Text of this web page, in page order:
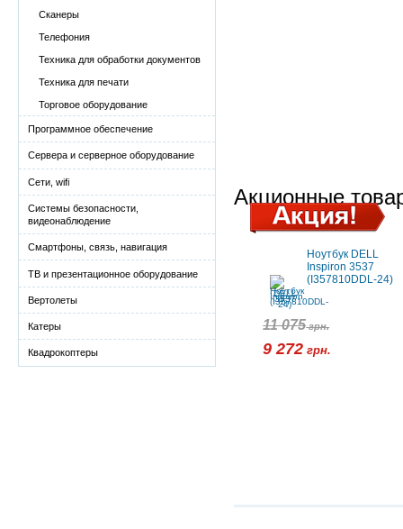
Сканеры
Телефония
Техника для обработки документов
Техника для печати
Торговое оборудование
Программное обеспечение
Сервера и серверное оборудование
Сети, wifi
Системы безопасности,
видеонаблюдение
Смартфоны, связь, навигация
ТВ и презентационное оборудование
Вертолеты
Катеры
Квадрокоптеры
Акционные
Ноутбук DELL
Inspiron 3537
(I357810DDL-24)
11 075грн.
9 272 грн.